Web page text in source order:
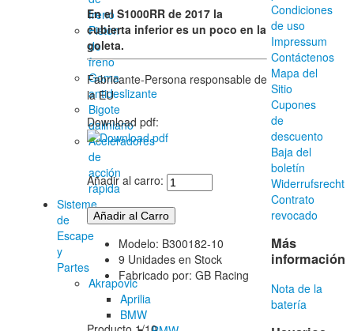
freno
Piston
de
freno
Goma
antideslizante
Bigote
daliniano
Aceleradores
de
acción
rápida
Sisteme
de
Escape
y
Partes
Akrapovic
Aprilia
BMW
En el S1000RR de 2017 la
cubierta inferior es un poco en la
goleta.
Fabricante-Persona responsable de
la EU
Download pdf:
Añadir al carro:
Modelo: B300182-10
9 Unidades en Stock
Fabricado por: GB Racing
Condiciones
de uso
Impressum
Contáctenos
Mapa del
Sitio
Cupones
de
descuento
Baja del
boletín
Widerrufsrecht
Contrato
revocado
Más
información
Nota de la
batería